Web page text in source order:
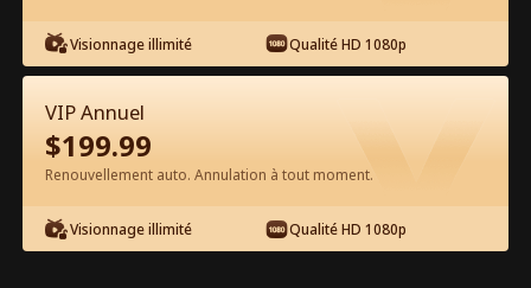
Épisode 40 - Entichée du PDG Film
complet
0-49 50-77 Tous les épisodes
40
Visionnage illimité Qualité HD 1080p
VIP Annuel
$199.99
Renouvellement auto. Annulation à tout moment.
Visionnage illimité Qualité HD 1080p